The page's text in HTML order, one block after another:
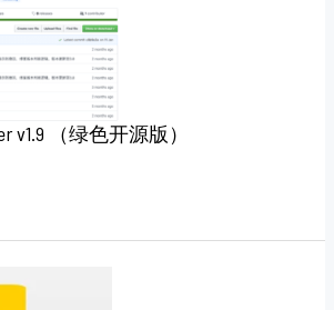
v1.9 （绿色开源版）